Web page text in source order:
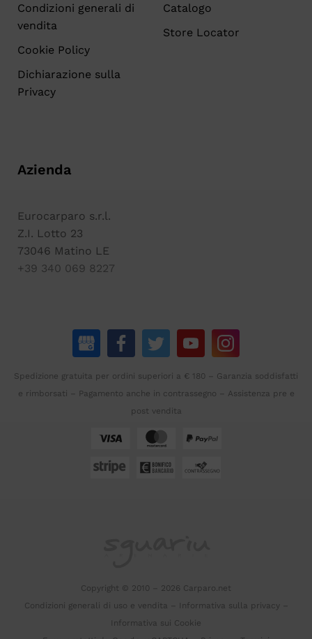
Condizioni generali di
vendita
Cookie Policy
Dichiarazione sulla
Privacy
Catalogo
Store Locator
Azienda
Eurocarparo s.r.l.
Z.I. Lotto 23
73046 Matino LE
+39 340 069 8227
Spedizione gratuita per ordini superiori a € 180 – Garanzia soddisfatti
e rimborsati – Pagamento anche in contrassegno – Assistenza pre e
post vendita
Copyright © 2010 – 2026 Carparo.net
Condizioni generali di uso e vendita
Informativa sulla privacy–
Informativa sui Cookie